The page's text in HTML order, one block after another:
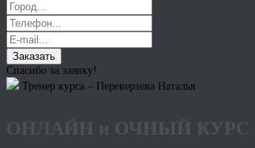
Заказать
Спасибо за заявку!
Тренер курса – Переверзева Наталья
ОНЛАЙН и ОЧНЫЙ КУРС